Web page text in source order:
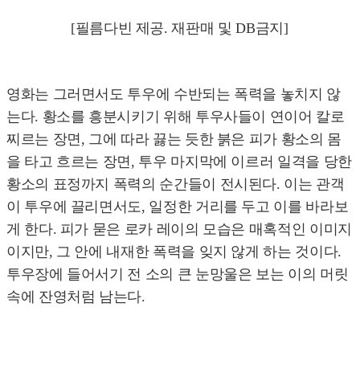
[필름다빈 제공. 재판매 및 DB금지]
영화는 그러면서도 투우에 수반되는 폭력을 놓치지 않
는다. 황소를 흥분시키기 위해 투우사들이 연이어 칼로
찌르는 장면, 그에 따라 끓는 듯한 붉은 피가 황소의 몸
을 타고 흐르는 장면, 투우 마지막에 이르러 일격을 당한
황소의 표정까지 폭력의 순간들이 전시된다. 이는 관객
이 투우에 끌리면서도, 일정한 거리를 두고 이를 바라보
게 한다. 피가 묻은 로카 레이의 모습은 매혹적인 이미지
이지만, 그 안에 내재한 폭력을 잊지 않게 하는 것이다.
투우장에 들어서기 전 소의 큰 눈망울은 보는 이의 머릿
속에 잔영처럼 남는다.